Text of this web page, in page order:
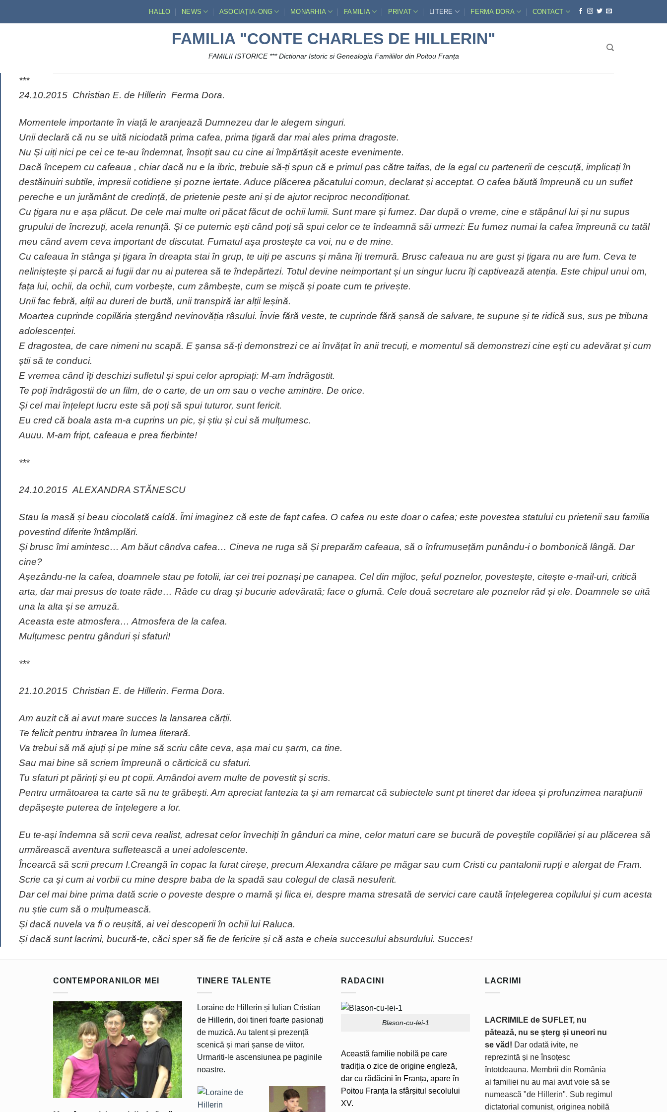
HALLO NEWS ASOCIAȚIA-ONG MONARHIA FAMILIA PRIVAT LITERE FERMA DORA CONTACT
FAMILIA "CONTE CHARLES DE HILLERIN"
FAMILII ISTORICE *** Dictionar Istoric si Genealogia Familiilor din Poitou Franța
***
24.10.2015 Christian E. de Hillerin Ferma Dora.
Momentele importante în viață le aranjează Dumnezeu dar le alegem singuri.
Unii declară că nu se uită niciodată prima cafea, prima țigară dar mai ales prima dragoste.
Nu Și uiți nici pe cei ce te-au îndemnat, însoțit sau cu cine ai împărtășit aceste evenimente.
Dacă începem cu cafeaua , chiar dacă nu e la ibric, trebuie să-ți spun că e primul pas către taifas, de la egal cu partenerii de ceșcuță, implicați în
destăinuiri subtile, impresii cotidiene și pozne iertate. Aduce plăcerea păcatului comun, declarat și acceptat. O cafea băută împreună cu un suflet
pereche e un jurământ de credință, de prietenie peste ani și de ajutor reciproc necondiționat.
Cu țigara nu e așa plăcut. De cele mai multe ori păcat făcut de ochii lumii. Sunt mare și fumez. Dar după o vreme, cine e stăpânul lui și nu supus
grupului de încrezuți, acela renunță. Și ce puternic ești când poți să spui celor ce te îndeamnă săi urmezi: Eu fumez numai la cafea împreună cu tatăl
meu când avem ceva important de discutat. Fumatul așa prostește ca voi, nu e de mine.
Cu cafeaua în stânga și țigara în dreapta stai în grup, te uiți pe ascuns și mâna îți tremură. Brusc cafeaua nu are gust și țigara nu are fum. Ceva te
neliniștește și parcă ai fugii dar nu ai puterea să te îndepărtezi. Totul devine neimportant și un singur lucru îți captivează atenția. Este chipul unui om,
fața lui, ochii, da ochii, cum vorbește, cum zâmbește, cum se mișcă și poate cum te privește.
Unii fac febră, alții au dureri de burtă, unii transpiră iar alții leșină.
Moartea cuprinde copilăria ștergând nevinovăția râsului. Învie fără veste, te cuprinde fără șansă de salvare, te supune și te ridică sus, sus pe tribuna
adolescenței.
E dragostea, de care nimeni nu scapă. E șansa să-ți demonstrezi ce ai învățat în anii trecuți, e momentul să demonstrezi cine ești cu adevărat și cum
știi să te conduci.
E vremea când îți deschizi sufletul și spui celor apropiați: M-am îndrăgostit.
Te poți îndrăgostii de un film, de o carte, de un om sau o veche amintire. De orice.
Și cel mai înțelept lucru este să poți să spui tuturor, sunt fericit.
Eu cred că boala asta m-a cuprins un pic, și știu și cui să mulțumesc.
Auuu. M-am fript, cafeaua e prea fierbinte!
***
24.10.2015 ALEXANDRA STĂNESCU
Stau la masă și beau ciocolată caldă. Îmi imaginez că este de fapt cafea. O cafea nu este doar o cafea; este povestea statului cu prietenii sau familia
povestind diferite întâmplări.
Și brusc îmi amintesc… Am băut cândva cafea… Cineva ne ruga să Și preparăm cafeaua, să o înfrumusețăm punându-i o bombonică lângă. Dar
cine?
Așezându-ne la cafea, doamnele stau pe fotolii, iar cei trei poznași pe canapea. Cel din mijloc, șeful poznelor, povestește, citește e-mail-uri, critică
arta, dar mai presus de toate râde… Râde cu drag și bucurie adevărată; face o glumă. Cele două secretare ale poznelor râd și ele. Doamnele se uită
una la alta și se amuză.
Aceasta este atmosfera… Atmosfera de la cafea.
Mulțumesc pentru gânduri și sfaturi!
***
21.10.2015 Christian E. de Hillerin. Ferma Dora.
Am auzit că ai avut mare succes la lansarea cărții.
Te felicit pentru intrarea în lumea literară.
Va trebui să mă ajuți și pe mine să scriu câte ceva, așa mai cu șarm, ca tine.
Sau mai bine să scriem împreună o cărticică cu sfaturi.
Tu sfaturi pt părinți și eu pt copii. Amândoi avem multe de povestit și scris.
Pentru următoarea ta carte să nu te grăbești. Am apreciat fantezia ta și am remarcat că subiectele sunt pt tineret dar ideea și profunzimea narațiunii
depășește puterea de înțelegere a lor.
Eu te-ași îndemna să scrii ceva realist, adresat celor învechiți în gânduri ca mine, celor maturi care se bucură de poveștile copilăriei și au plăcerea să
urmărească aventura sufletească a unei adolescente.
Încearcă să scrii precum I.Creangă în copac la furat cireșe, precum Alexandra călare pe măgar sau cum Cristi cu pantalonii rupți e alergat de Fram.
Scrie ca și cum ai vorbii cu mine despre baba de la spadă sau colegul de clasă nesuferit.
Dar cel mai bine prima dată scrie o poveste despre o mamă și fiica ei, despre mama stresată de servici care caută înțelegerea copilului și cum acesta
nu știe cum să o mulțumească.
Și dacă nuvela va fi o reușită, ai vei descoperii în ochii lui Raluca.
Și dacă sunt lacrimi, bucură-te, căci sper să fie de fericire și că asta e cheia succesului absurdului. Succes!
CONTEMPORANILOR MEI TINERE TALENTE
Loraine de Hillerin și Iulian Cristian
de Hillerin, doi tineri foarte pasionați
de muzică. Au talent și prezență
scenică și mari șanse de viitor.
Urmariti-le ascensiunea pe paginile
noastre.
RADACINI
Blason-cu-lei-1
Această familie nobilă pe care
tradiția o zice de origine engleză,
dar cu rădăcini în Franța, apare în
Poitou Franța la sfârșitul secolului
XV.
LACRIMI
LACRIMILE de SUFLET, nu
pătează, nu se șterg și uneori nu
se văd! Dar odată ivite, ne
reprezintă și ne însoțesc
întotdeauna. Membrii din România
ai familiei nu au mai avut voie să se
numească "de Hillerin". Sub regimul
dictatorial comunist, originea nobilă